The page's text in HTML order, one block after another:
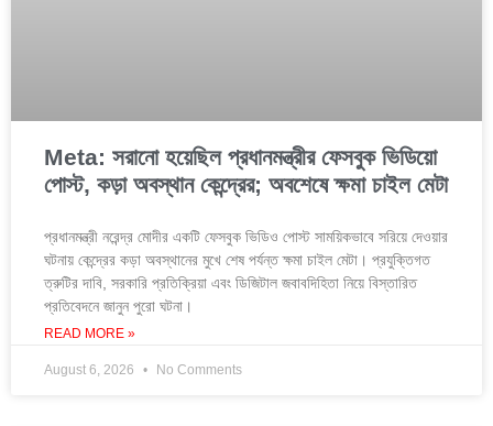
Meta: সরানো হয়েছিল প্রধানমন্ত্রীর ফেসবুক ভিডিয়ো
পোস্ট, কড়া অবস্থান কেন্দ্রের; অবশেষে ক্ষমা চাইল মেটা
প্রধানমন্ত্রী নরেন্দ্র মোদীর একটি ফেসবুক ভিডিও পোস্ট সাময়িকভাবে সরিয়ে দেওয়ার
ঘটনায় কেন্দ্রের কড়া অবস্থানের মুখে শেষ পর্যন্ত ক্ষমা চাইল মেটা। প্রযুক্তিগত
ত্রুটির দাবি, সরকারি প্রতিক্রিয়া এবং ডিজিটাল জবাবদিহিতা নিয়ে বিস্তারিত
প্রতিবেদনে জানুন পুরো ঘটনা।
READ MORE »
August 6, 2026 No Comments